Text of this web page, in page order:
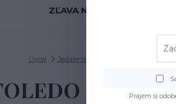
ZĽAVA NA SKLADE !
Úvod Jedálenské stoličky
3
Prajem si